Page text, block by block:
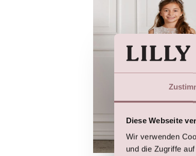
Diese Webseite
Wir verwenden
und die Zugriffe